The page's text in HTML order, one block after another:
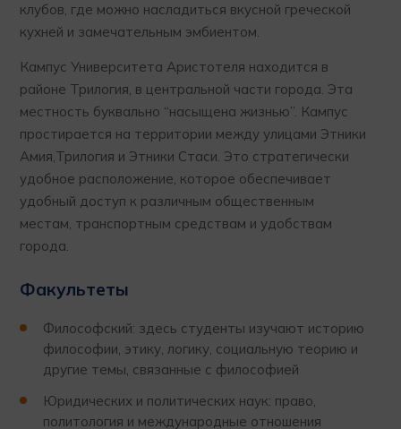
клубов, где можно насладиться вкусной греческой
кухней и замечательным эмбиентом.
Кампус Университета Аристотеля находится в
районе Трилогия, в центральной части города. Эта
местность буквально “насыщена жизнью”. Кампус
простирается на территории между улицами Этники
Амия,Трилогия и Этники Стаси. Это стратегически
удобное расположение, которое обеспечивает
удобный доступ к различным общественным
местам, транспортным средствам и удобствам
города.
Факультеты
Философский: здесь студенты изучают историю
философии, этику, логику, социальную теорию и
другие темы, связанные с философией
Юридических и политических наук: право,
политология и международные отношения